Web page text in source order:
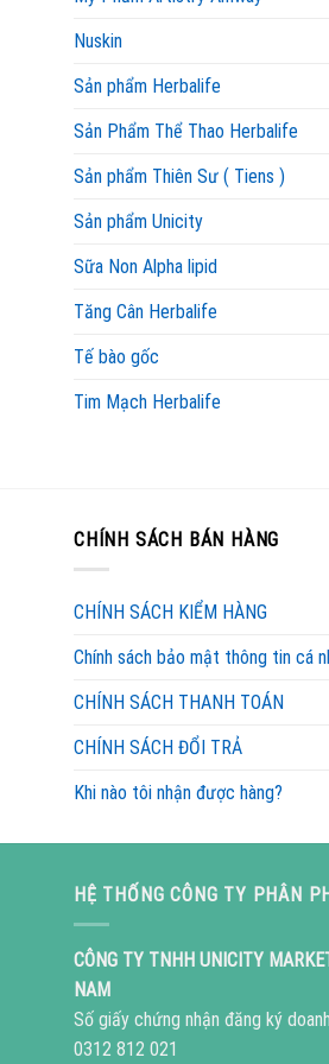
Nuskin
Sản phẩm Herbalife
Sản Phẩm Thể Thao Herbalife
Sản phẩm Thiên Sư ( Tiens )
Sản phẩm Unicity
Sữa Non Alpha lipid
Tăng Cân Herbalife
Tế bào gốc
Tim Mạch Herbalife
CHÍNH SÁCH BÁN HÀNG
CHÍNH SÁCH KIỂM HÀNG
Chính sách bảo mật thông tin cá
CHÍNH SÁCH THANH TOÁN
CHÍNH SÁCH ĐỔI TRẢ
Khi nào tôi nhận được hàng?
HỆ THỐNG CÔNG TY PHÂN
CÔNG TY TNHH UNICITY
NAM
Số giấy chứng nhận đăng ký
0312 812 021